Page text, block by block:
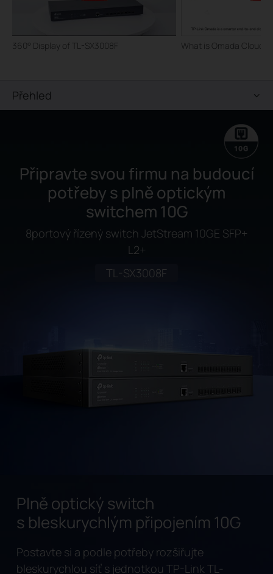
360° Display of TL-SX3008F What is Omada Cloud
Přehled
Připravte svou firmu na budoucí
potřeby s plně optickým
switchem 10G
8portový řízený switch JetStream 10GE SFP+
L2+
TL-SX3008F
Plně optický switch
s bleskurychlým připojením 10G
Postavte si a podle potřeby rozšiřujte
bleskurychlou síť s jednotkou TP-Link TL-